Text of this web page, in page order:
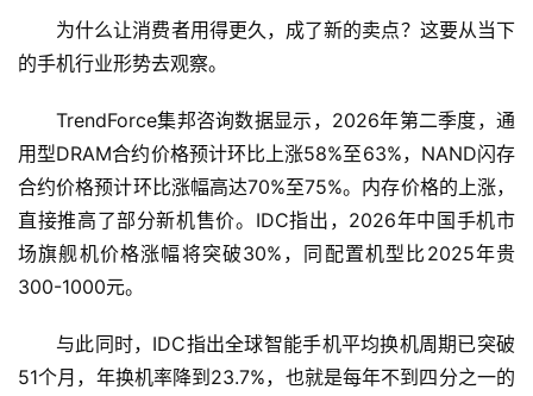
A
科
技
快
讯
纪
为什么让消费者用得更久，成了新的卖点？这要从当下
的手机行业形势去观察。
TrendForce集邦咨询数据显示，2026年第二季度，通
用型DRAM合约价格预计环比上涨58%至63%，NAND闪存
合约价格预计环比涨幅高达70%至75%。内存价格的上涨，
直接推高了部分新机售价。IDC指出，2026年中国手机市
场旗舰机价格涨幅将突破30%，同配置机型比2025年贵
300-1000元。
与此同时，IDC指出全球智能手机平均换机周期已突破
51个月，年换机率降到23.7%，也就是每年不到四分之一的